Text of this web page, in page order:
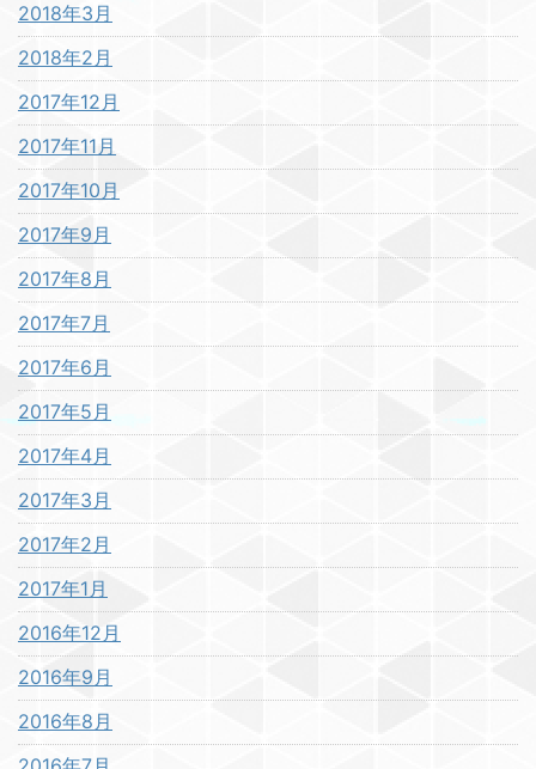
2018年3月
2018年2月
2017年12月
2017年11月
2017年10月
2017年9月
2017年8月
2017年7月
2017年6月
2017年5月
2017年4月
2017年3月
2017年2月
2017年1月
2016年12月
2016年9月
2016年8月